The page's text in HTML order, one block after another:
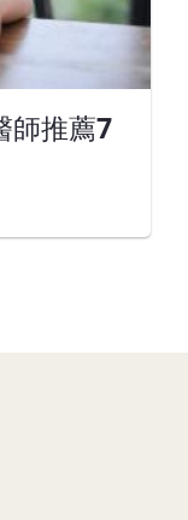
師推薦7